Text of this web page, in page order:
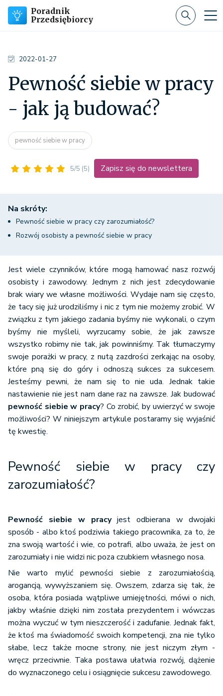
Poradnik
Przedsiębiorcy
2022-01-27
Pewność siebie w pracy
- jak ją budować?
pewność siebie w pracy
5/5 (5) Zapisz się do newslettera
Na skróty:
Pewność siebie w pracy czy zarozumiałość?
Rozwój osobisty a pewność siebie w pracy
Jest wiele czynników, które mogą hamować nasz rozwój
osobisty i zawodowy. Jednym z nich jest zdecydowanie
brak wiary we własne możliwości. Wydaje nam się często,
że tacy się już urodziliśmy i nic z tym nie możemy zrobić. W
związku z tym jakiego zadania byśmy nie wykonali, o czym
byśmy nie myśleli, wyrzucamy sobie, że jak zawsze
wszystko robimy nie tak, jak powinniśmy. Tak tłumaczymy
swoje porażki w pracy, z nutą zazdrości zerkając na osoby,
które pną się do góry i odnoszą sukces za sukcesem.
Jesteśmy pewni, że nam się to nie uda. Jednak takie
nastawienie nie jest nam dane raz na zawsze. Jak budować
pewność siebie w pracy? Co zrobić, by uwierzyć w swoje
możliwości? W niniejszym artykule postaramy się wyjaśnić
tę kwestię.
Pewność siebie w pracy czy
zarozumiałość?
Pewność siebie w pracyjest odbierana w dwojaki
sposób - albo ktoś podziwia takiego pracownika, za to, że
zna swoją wartość i wie, co potrafi, albo uważa, że jest on
zarozumiały i nie widzi nic poza czubkiem własnego nosa.
Nie warto mylić pewności siebie z zarozumiałością,
arogancją, wywyższaniem się. Owszem, zdarza się tak, że
osoba, która posiada wątpliwe umiejętności, mówi o nich,
jakby właśnie dzięki nim została prezydentem i wówczas
można wyczuć w tym nieszczerość i zadufanie. Jednak fakt,
że ktoś ma świadomość swoich kompetencji, zna nie tylko
słabe, lecz także mocne strony, nie jest niczym złym -
wręcz przeciwnie. Taka postawa ułatwia rozwój, dążenie
do wyznaczonego celu i osiągnięcie sukcesu zawodowego.